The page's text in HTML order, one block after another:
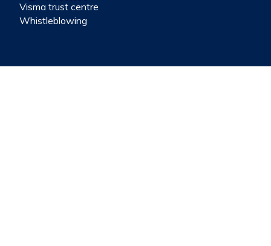
Visma trust centre
Whistleblowing